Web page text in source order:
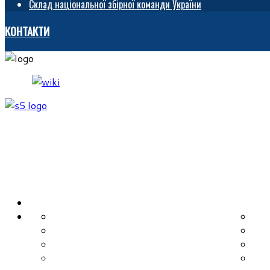
Склад національної збірної команди України
КОНТАКТИ